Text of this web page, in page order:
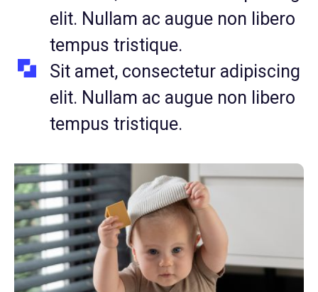
elit. Nullam ac augue non libero
tempus tristique.
Sit amet, consectetur adipiscing
elit. Nullam ac augue non libero
tempus tristique.